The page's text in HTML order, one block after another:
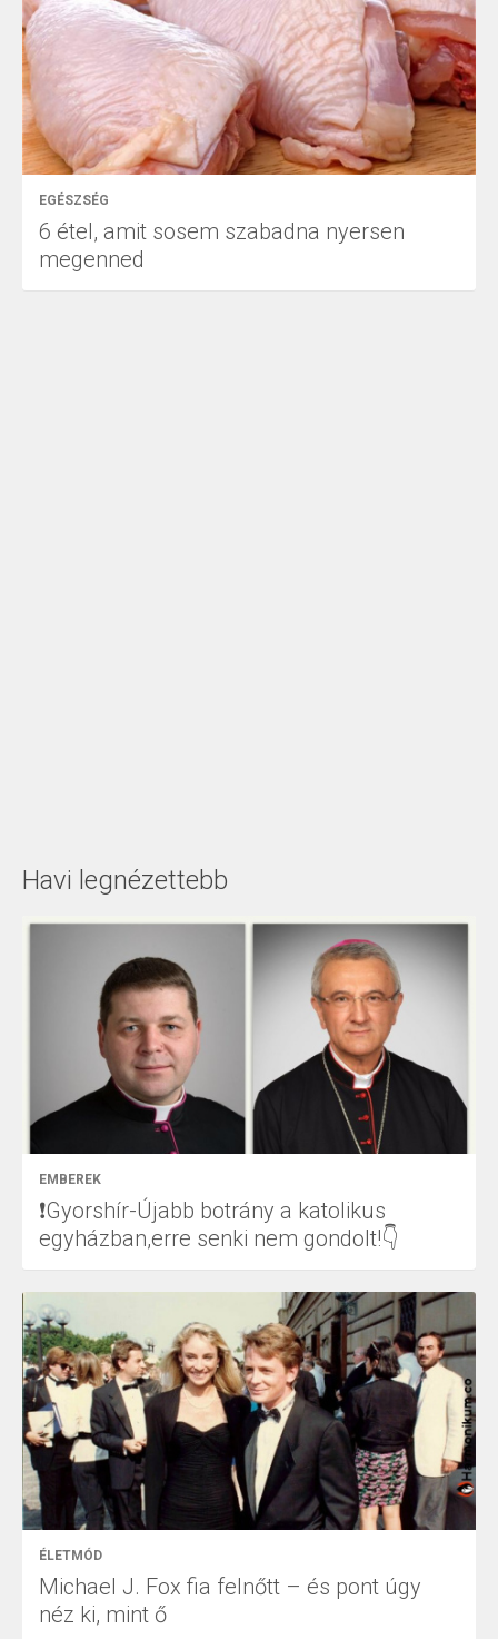
EGÉSZSÉG
6 étel, amit sosem szabadna nyersen
megenned
Havi legnézettebb
EMBEREK
❗Gyorshír-Újabb botrány a katolikus
egyházban,erre senki nem gondolt!👇
ÉLETMÓD
Michael J. Fox fia felnőtt – és pont úgy
néz ki, mint ő